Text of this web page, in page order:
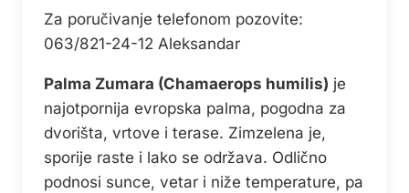
Za poručivanje telefonom pozovite:
063/821-24-12 Aleksandar
Palma Zumara (Chamaerops humilis) je
najotpornija evropska palma, pogodna za
dvorišta, vrtove i terase. Zimzelena je,
sporije raste i lako se održava. Odlično
podnosi sunce, vetar i niže temperature, pa